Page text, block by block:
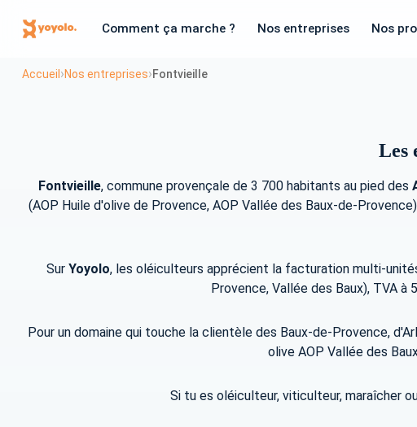
Comment ça marche ? Nos entreprises Nos
Accueil ›Nos entreprises›Fontvieille
Les
Fontvieille, commune provençale de 3 700 habitants au pied des
(AOP Huile d'olive de Provence, AOP Vallée des Baux-de-
Sur Yoyolo, les oléiculteurs apprécient la facturation multi-
Provence, Vallée des Baux), TVA
Pour un domaine qui touche la clientèle des Baux-de-Provence,
olive AOP Vallée des
Si tu es oléiculteur, viticulteur, maraîcher